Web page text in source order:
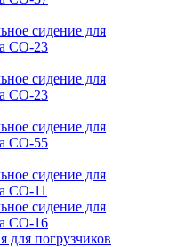
сидение для
CO-23
сидение для
CO-23
сидение для
CO-55
сидение для
CO-11
сидение для
CO-16
для погрузчиков